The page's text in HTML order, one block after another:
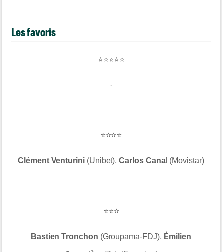
Les favoris
⭐⭐⭐⭐⭐
-
⭐⭐⭐⭐
Clément Venturini (Unibet), Carlos Canal (Movistar)
⭐⭐⭐
Bastien Tronchon (Groupama-FDJ), Émilien